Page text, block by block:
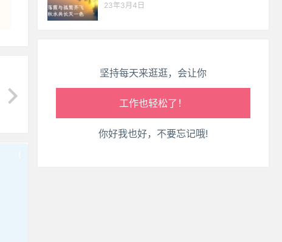
23年3月4日
坚持每天来逛逛，会让你
走路也有劲了！
腰也不酸了！
工作也轻松了！
你好我也好，不要忘记哦!